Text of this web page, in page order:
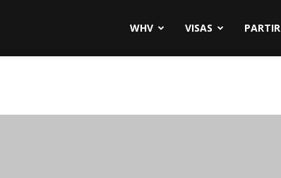
WHV VISAS PARTIR